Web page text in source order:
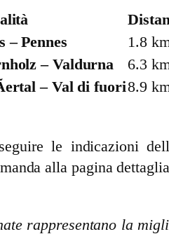
– Pennes
1.8
– Valdurna
6.3
– Val di fuori8.9
le indicazioni
alla pagina
rappresentano la